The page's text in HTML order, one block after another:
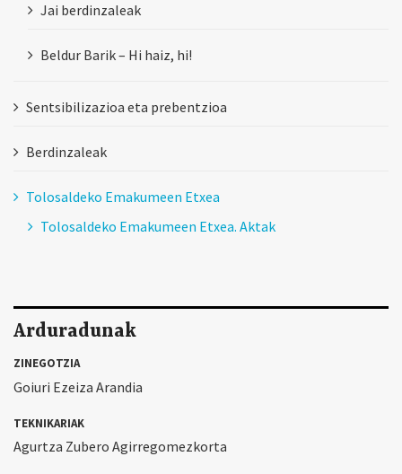
Jai berdinzaleak
Beldur Barik – Hi haiz, hi!
Sentsibilizazioa eta prebentzioa
Berdinzaleak
Tolosaldeko Emakumeen Etxea
Tolosaldeko Emakumeen Etxea. Aktak
Arduradunak
ZINEGOTZIA
Goiuri Ezeiza Arandia
TEKNIKARIAK
Agurtza Zubero Agirregomezkorta